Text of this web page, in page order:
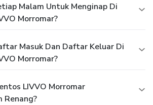
Malam Untuk Menginap Di
Morromar?
Masuk Dan Daftar Keluar Di
Morromar?
LIVVO Morromar
Renang?